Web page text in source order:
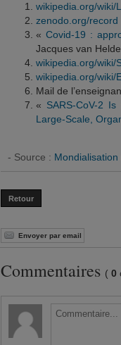
wikipedia.org/wiki/
zenodo.org/record
« Covid-19 :
Jacques van
wikipedia.org/wiki/
wikipedia.org/wiki/
Mail de
« SARS-CoV-2
Large-Scale,
- Source : Mondialisation
Retour
Envoyer par email
Commentaires ( 0